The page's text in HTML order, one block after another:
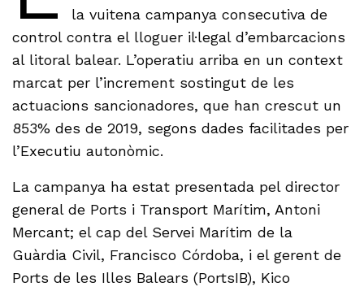
la vuitena campanya consecutiva de
control contra el lloguer il·legal d’embarcacions
al litoral balear. L’operatiu arriba en un context
marcat per l’increment sostingut de les
actuacions sancionadores, que han crescut un
853% des de 2019, segons dades facilitades per
l’Executiu autonòmic.
La campanya ha estat presentada pel director
general de Ports i Transport Marítim, Antoni
Mercant; el cap del Servei Marítim de la
Guàrdia Civil, Francisco Córdoba, i el gerent de
Ports de les Illes Balears (PortsIB), Kico